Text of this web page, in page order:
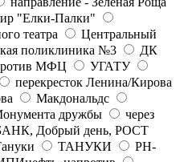
"Елки-Палки"
театра
Центральный
поликлиника №3
ДК
МФЦ
УГАТУ
перекресток Ленина/Кирова
Макдональдс
дружбы
через
Добрый день, РОСТ
ТАНУКИ
РН-